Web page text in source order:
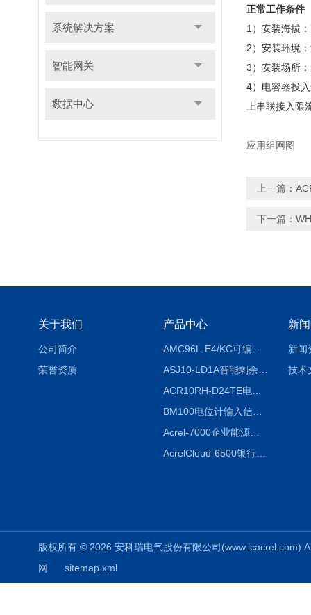
系统解决方案
智能网关
数据中心
正常工作条件
1）安装海拔
2）安装环境
3）安装场所
4）电容器投
上串联接入
应用组网图
上一篇：
下一篇：
关于我们
公司简介
荣誉资质
产品中心
ACR10RH-D24TE电力仪表外置开口式互感器
BM100电位计输入信号隔离器
Acrel-7000企业能源管控平台
AcrelCloud-6500银行业安全用电能耗云平台
新
新闻
技术
版权所有 © 2026 安科瑞电气股份有限公司
网
sitemap.xml